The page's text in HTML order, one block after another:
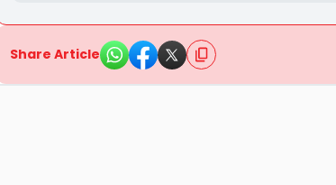
Share Article